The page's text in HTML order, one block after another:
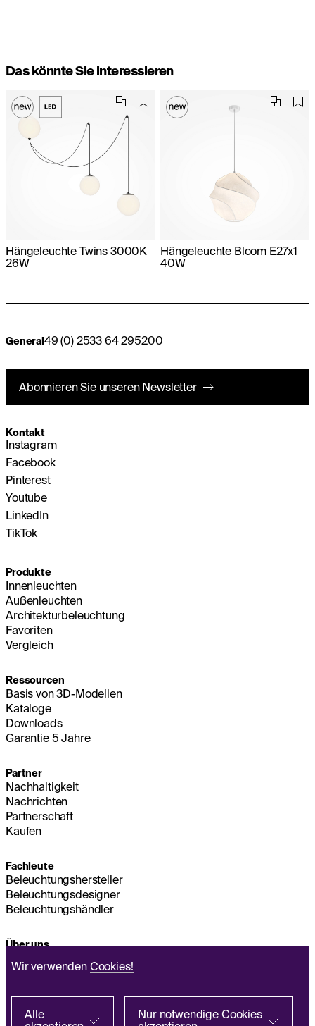
Das könnte Sie interessieren
Hängeleuchte Twins 3000K
26W
Hängeleuchte Bloom E27x1
40W
Wir verwenden Cookies!
Alle
Nur notwendige Cookies
General49 (0) 2533 64 295200
Abonnieren Sie unseren Newsletter
Kontakt
Instagram
Facebook
Pinterest
Youtube
LinkedIn
TikTok
Produkte
Innenleuchten
Außenleuchten
Architekturbeleuchtung
Favoriten
Vergleich
Ressourcen
Basis von 3D-Modellen
Kataloge
Downloads
Garantie 5 Jahre
Partner
Nachhaltigkeit
Nachrichten
Partnerschaft
Kaufen
Fachleute
Beleuchtungshersteller
Beleuchtungsdesigner
Beleuchtungshändler
Über uns
Hauptsitz